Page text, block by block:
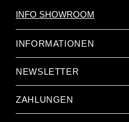
INFO SHOWROOM
INFORMATIONEN
NEWSLETTER
ZAHLUNGEN